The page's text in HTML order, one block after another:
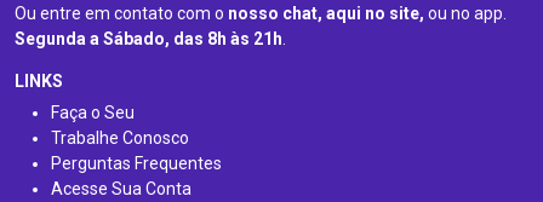
Ou entre em contato com o nosso chat, aqui no site, ou no app.
Segunda a Sábado, das 8h às 21h.
LINKS
Faça o Seu
Trabalhe Conosco
Perguntas Frequentes
Acesse Sua Conta